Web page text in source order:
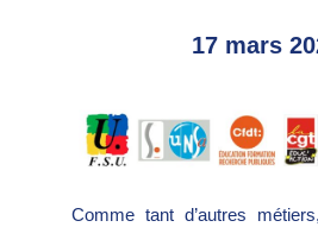
17 mars
Comme tant d’autres